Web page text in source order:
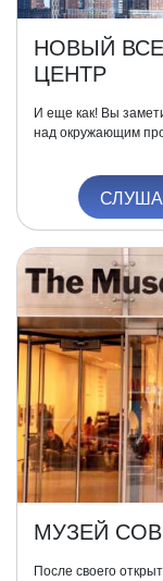
НОВЫЙ
ЦЕНТР
И еще как! Вы
над окружающим
МУЗЕЙ
После своего